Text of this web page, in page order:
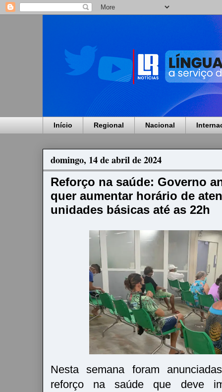
Início Regional Nacional
domingo, 14 de abril de 2024
Reforço na saúde: Governo
quer aumentar horário de
unidades básicas até as 22h
Nesta semana foram
reforço na saúde que deve